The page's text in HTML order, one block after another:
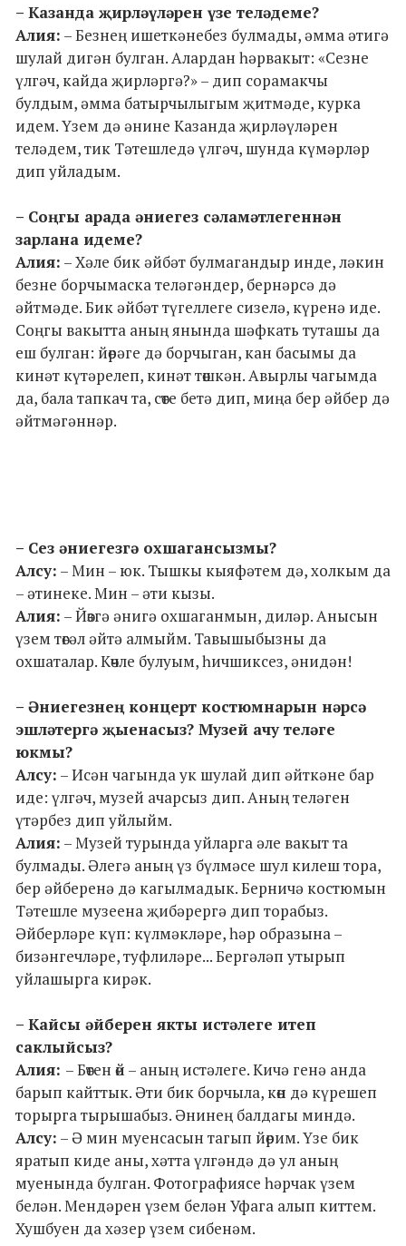
– Казанда җирләүләрен үзе теләдеме?
Алия: – Безнең ишеткәнебез булмады, әмма әтигә
шулай дигән булган. Алардан һәрвакыт: «Сезне
үлгәч, кайда җирләргә?» – дип сорамакчы
булдым, әмма батырчылыгым җитмәде, курка
идем. Үзем дә әнине Казанда җирләүләрен
теләдем, тик Тәтешледә үлгәч, шунда күмәрләр
дип уйладым.
– Соңгы арада әниегез сәламәтлегеннән
зарлана идеме?
Алия: – Хәле бик әйбәт булмагандыр инде, ләкин
безне борчымаска теләгәндер, бернәрсә дә
әйтмәде. Бик әйбәт түгеллеге сизелә, күренә иде.
Соңгы вакытта аның янында шәфкать туташы да
еш булган: йөрәге дә борчыган, кан басымы да
кинәт күтәрелеп, кинәт төшкән. Авырлы чагымда
да, бала тапкач та, сөте бетә дип, миңа бер әйбер дә
әйтмәгәннәр.
– Сез әниегезгә охшагансызмы?
Алсу: – Мин – юк. Тышкы кыяфәтем дә, холкым да
– әтинеке. Мин – әти кызы.
Алия: – Йөзгә әнигә охшаганмын, диләр. Анысын
үзем төгәл әйтә алмыйм. Тавышыбызны да
охшаталар. Көчле булуым, һичшиксез, әнидән!
– Әниегезнең концерт костюмнарын нәрсә
эшләтергә җыенасыз? Музей ачу теләге
юкмы?
Алсу: – Исән чагында ук шулай дип әйткәне бар
иде: үлгәч, музей ачарсыз дип. Аның теләген
үтәрбез дип уйлыйм.
Алия: – Музей турында уйларга әле вакыт та
булмады. Әлегә аның үз бүлмәсе шул килеш тора,
бер әйберенә дә кагылмадык. Берничә костюмын
Тәтешле музеена җибәрергә дип торабыз.
Әйберләре күп: күлмәкләре, һәр образына –
бизәнгечләре, туфлиләре... Бергәләп утырып
уйлашырга кирәк.
– Кайсы әйберен якты истәлеге итеп
саклыйсыз?
Алия: – Бөтен өй – аның истәлеге. Кичә генә анда
барып кайттык. Әти бик борчыла, көн дә күрешеп
торырга тырышабыз. Әнинең балдагы миндә.
Алсу: – Ә мин муенсасын тагып йөрим. Үзе бик
яратып киде аны, хәтта үлгәндә дә ул аның
муенында булган. Фотографиясе һәрчак үзем
белән. Мендәрен үзем белән Уфага алып киттем.
Хушбуен да хәзер үзем сибенәм.